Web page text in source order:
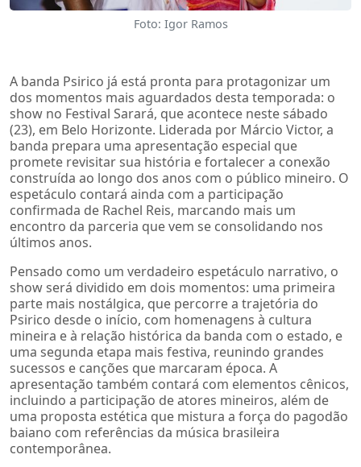
Foto: Igor Ramos
A banda Psirico já está pronta para protagonizar um
dos momentos mais aguardados desta temporada: o
show no Festival Sarará, que acontece neste sábado
(23), em Belo Horizonte. Liderada por Márcio Victor, a
banda prepara uma apresentação especial que
promete revisitar sua história e fortalecer a conexão
construída ao longo dos anos com o público mineiro. O
espetáculo contará ainda com a participação
confirmada de Rachel Reis, marcando mais um
encontro da parceria que vem se consolidando nos
últimos anos.
Pensado como um verdadeiro espetáculo narrativo, o
show será dividido em dois momentos: uma primeira
parte mais nostálgica, que percorre a trajetória do
Psirico desde o início, com homenagens à cultura
mineira e à relação histórica da banda com o estado, e
uma segunda etapa mais festiva, reunindo grandes
sucessos e canções que marcaram época. A
apresentação também contará com elementos cênicos,
incluindo a participação de atores mineiros, além de
uma proposta estética que mistura a força do pagodão
baiano com referências da música brasileira
contemporânea.